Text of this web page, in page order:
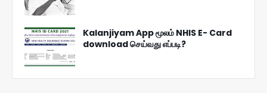
Kalanjiyam App மூலம் NHIS E- Card
download செய்வது எப்படி?